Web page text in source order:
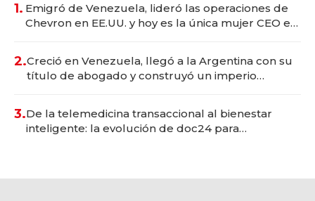
1. Emigró de Venezuela, lideró las operaciones de
Chevron en EE.UU. y hoy es la única mujer CEO en
2.Creció en Venezuela, llegó a la Argentina con su
título de abogado y construyó un imperio
3.De la telemedicina transaccional al bienestar
inteligente: la evolución de doc24 para